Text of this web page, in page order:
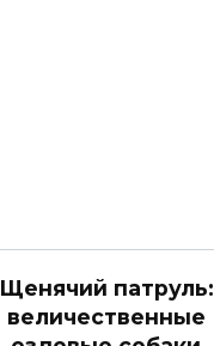
Щенячий патруль:
величественные